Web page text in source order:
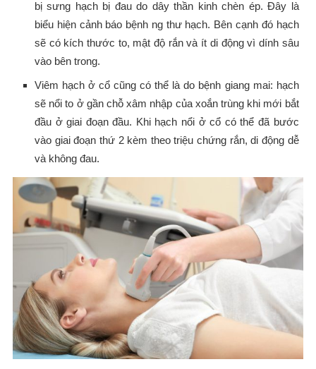
bị sưng hạch bị đau do dây thần kinh chèn ép. Đây là
biểu hiện cảnh báo bệnh ng thư hạch. Bên cạnh đó hạch
sẽ có kích thước to, mật độ rắn và ít di động vì dính sâu
vào bên trong.
Viêm hạch ở cổ cũng có thể là do bệnh giang mai: hạch
sẽ nổi to ở gần chỗ xâm nhập của xoắn trùng khi mới bắt
đầu ở giai đoạn đầu. Khi hạch nổi ở cổ có thể đã bước
vào giai đoạn thứ 2 kèm theo triệu chứng rắn, di động dễ
và không đau.